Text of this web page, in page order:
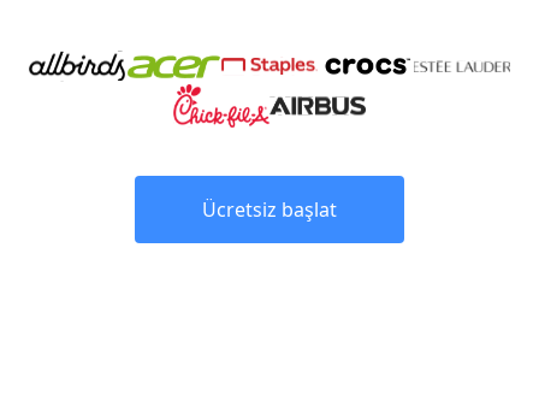
Ücretsiz başlat